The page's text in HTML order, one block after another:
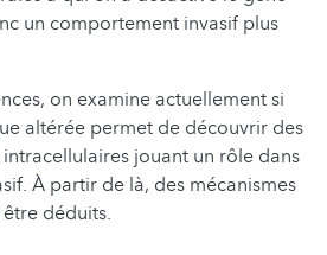
un comportement invasif plus
on examine actuellement si
altérée permet de découvrir des
jouant un rôle dans
À partir de là, des mécanismes
déduits.